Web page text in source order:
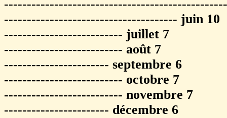
-------------------------------------- juin 10
-------------------------- juillet 7
-------------------------- août 7
----------------------- septembre 6
-------------------------- octobre 7
-------------------------- novembre 7
----------------------- décembre 6